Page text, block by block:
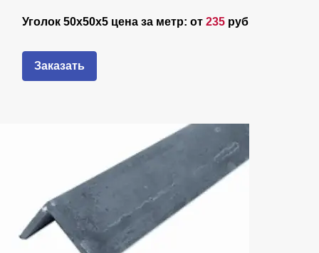
Уголок 50х50х5 цена за метр: от235 руб
Заказать